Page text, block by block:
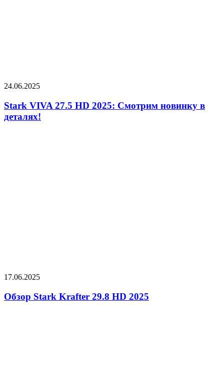
24.06.2025
Stark VIVA 27.5 HD 2025: Смотрим новинку в
деталях!
17.06.2025
Обзор Stark Krafter 29.8 HD 2025